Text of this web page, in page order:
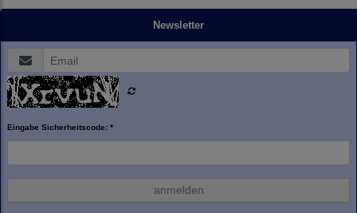
Newsletter
Eingabe Sicherheitscode: *
anmelden